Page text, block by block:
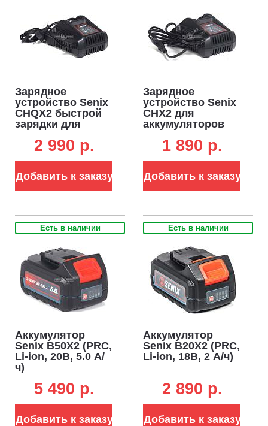
Зарядное
устройство Senix
CHQX2 быстрой
зарядки для
18В (4А)
2 990 p.
Добавить к заказу
Зарядное
устройство Senix
CHX2 для
аккумуляторов
1 890 p.
Добавить к заказу
Есть в наличии
Аккумулятор
Senix B50X2 (PRC,
Li-ion, 20В, 5.0 А/
ч)
5 490 p.
Добавить к заказу
Есть в наличии
Аккумулятор
Senix B20X2 (PRC,
Li-ion, 18В, 2 А/ч)
2 890 p.
Добавить к заказу